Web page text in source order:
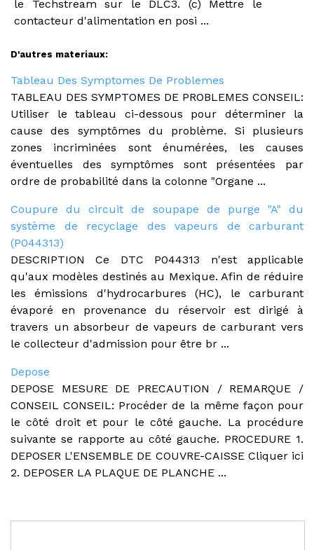
le Techstream sur le DLC3. (c) Mettre le
contacteur d'alimentation en posi ...
D'autres materiaux:
Tableau Des Symptomes De Problemes
TABLEAU DES SYMPTOMES DE PROBLEMES CONSEIL:
Utiliser le tableau ci-dessous pour déterminer la
cause des symptômes du problème. Si plusieurs
zones incriminées sont énumérées, les causes
éventuelles des symptômes sont présentées par
ordre de probabilité dans la colonne "Organe ...
Coupure du circuit de soupape de purge "A" du
système de recyclage des vapeurs de carburant
(P044313)
DESCRIPTION Ce DTC P044313 n'est applicable
qu'aux modèles destinés au Mexique. Afin de réduire
les émissions d'hydrocarbures (HC), le carburant
évaporé en provenance du réservoir est dirigé à
travers un absorbeur de vapeurs de carburant vers
le collecteur d'admission pour être br ...
Depose
DEPOSE MESURE DE PRECAUTION / REMARQUE /
CONSEIL CONSEIL: Procéder de la même façon pour
le côté droit et pour le côté gauche. La procédure
suivante se rapporte au côté gauche. PROCEDURE 1.
DEPOSER L'ENSEMBLE DE COUVRE-CAISSE Cliquer ici
2. DEPOSER LA PLAQUE DE PLANCHE ...